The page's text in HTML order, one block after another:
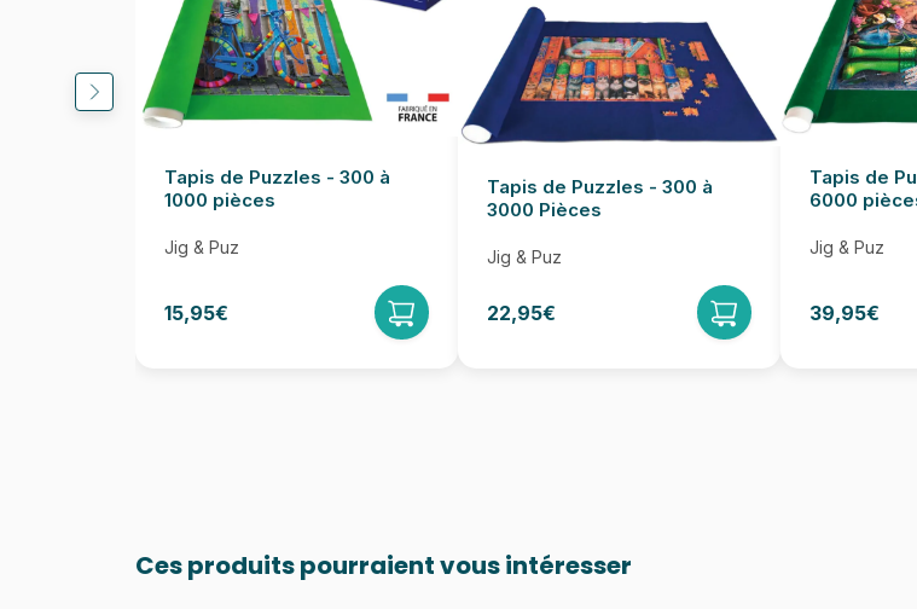
Tapis de Puzzles - 300 à
1000 pièces
Jig & Puz
15,95€
Tapis de Puzzles - 300 à
3000 Pièces
Jig & Puz
22,95€
Tapis de
6000
Jig & Puz
39,95€
Ces produits pourraient vous intéresser